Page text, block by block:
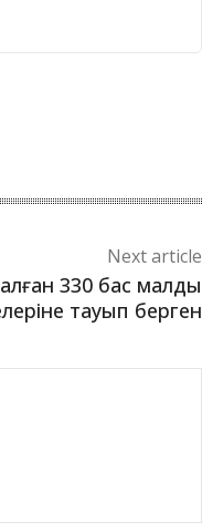
Next article
330 бас малды
тауып берген